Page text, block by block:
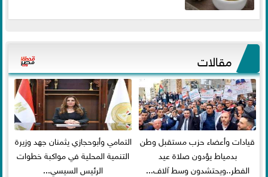
مقالات
قيادات وأعضاء حزب مستقبل وطن
بدمياط يؤدون صلاة عيد
الفطر..ويحتشدون وسط آلاف...
التمامي وأبوحجازي يثمنان جهد وزيرة
التنمية المحلية في مواكبة خطوات
الرئيس السيسي...